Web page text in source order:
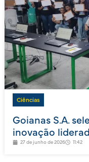
Ciências
Goianas S.A.
inovação
27 de junho de 2026 11:42